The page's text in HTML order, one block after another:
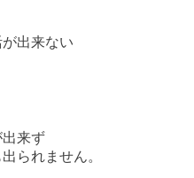
出来ない
来ず
られません。